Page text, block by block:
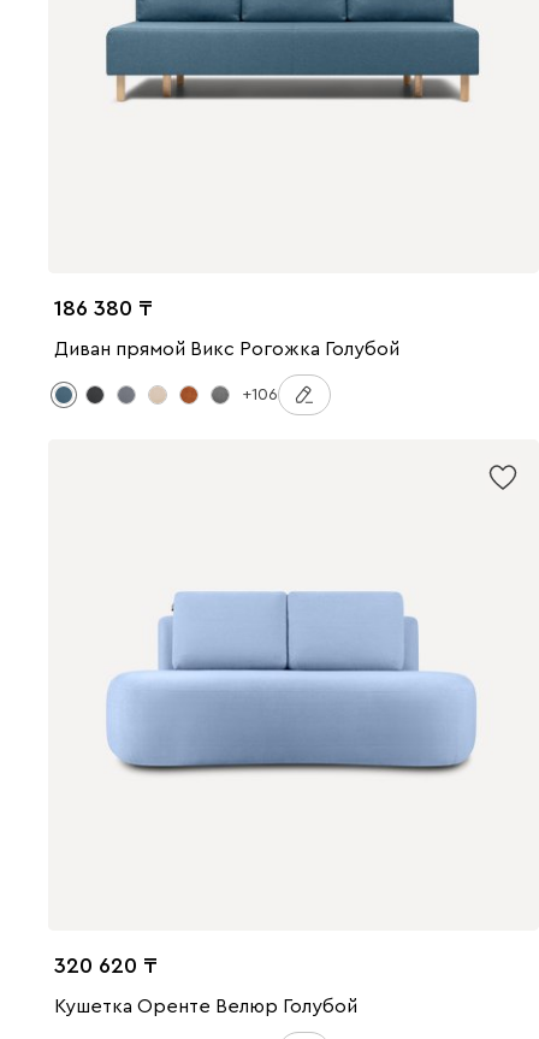
186 380
Диван прямой Викс Рогожка Голубой
+106
320 620
Кушетка Оренте Велюр Голубой